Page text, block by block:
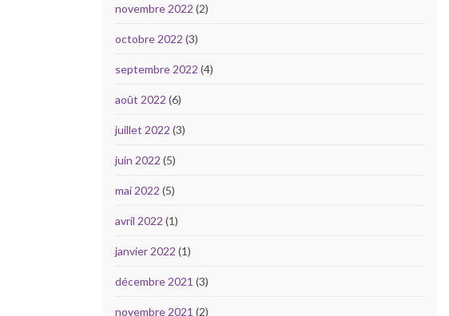
novembre 2022 (2)
octobre 2022 (3)
septembre 2022 (4)
août 2022 (6)
juillet 2022 (3)
juin 2022 (5)
mai 2022 (5)
avril 2022 (1)
janvier 2022 (1)
décembre 2021 (3)
novembre 2021 (2)